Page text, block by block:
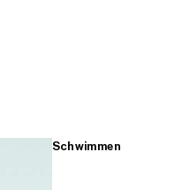
Schwimmen